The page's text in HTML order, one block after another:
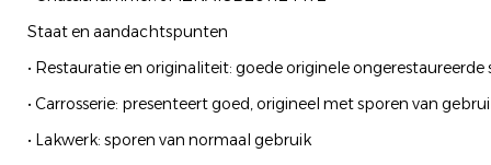
Staat en aandachtspunten
• Restauratie en originaliteit: goede originele ongerestaureerde
• Carrosserie: presenteert goed, origineel met sporen van
• Lakwerk: sporen van normaal gebruik